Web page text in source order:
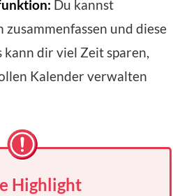
Du kannst
zusammenfassen und diese
dir viel Zeit sparen,
Kalender verwalten
Highlight